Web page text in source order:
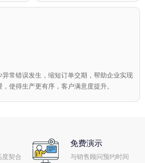
常错误发生，缩短订单交期，帮助企业实现
使得生产更有序，客户满意度提升。
契合
免费演示
与销售顾问预约时间